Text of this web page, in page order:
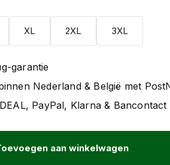
XL 2XL 3XL
garantie
Nederland & België met
PayPal, Klarna & Bancontact
aan winkelwagen